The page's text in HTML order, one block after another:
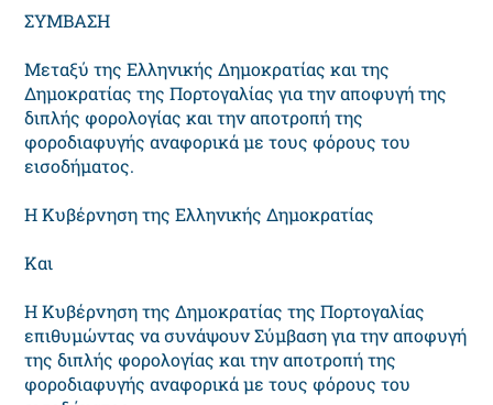
ΣΥΜΒΑΣΗ
Μεταξύ της Ελληνικής Δημοκρατίας και της
Δημοκρατίας της Πορτογαλίας για την αποφυγή της
διπλής φορολογίας και την αποτροπή της
φοροδιαφυγής αναφορικά με τους φόρους του
εισοδήματος.
Η Κυβέρνηση της Ελληνικής Δημοκρατίας
Και
H Κυβέρνηση της Δημοκρατίας της Πορτογαλίας
επιθυμώντας να συνάψουν Σύμβαση για την αποφυγή
της διπλής φορολογίας και την αποτροπή της
φοροδιαφυγής αναφορικά με τους φόρους του